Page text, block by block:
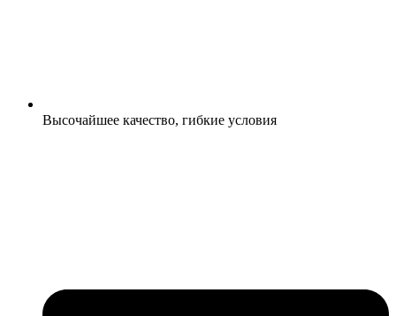
Высочайшее качество, гибкие условия